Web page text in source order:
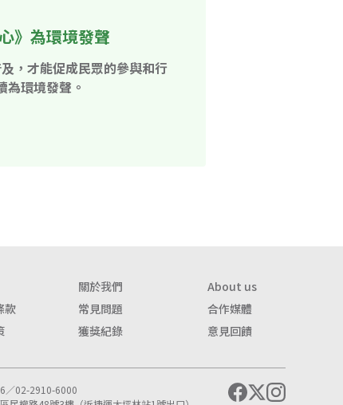
》為環境發聲
，才能促成民眾的參與和行
為環境發聲。
關於我們
About us
款 常見問題
合作媒體
獲獎紀錄 意見回饋
／02-2910-6000